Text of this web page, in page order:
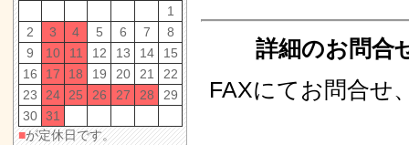
詳細のお問合
FAXにてお問合せ
1
2
3 4 5 6 7
8
9
10 11 12 13 14
15
16
17 18 19 20 21
22
23
24 25 26 27 28
29
30 31
■が定休日です。